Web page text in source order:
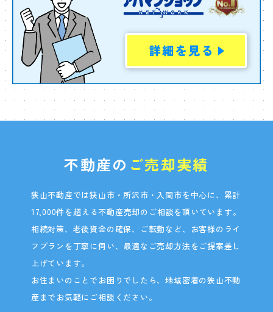
不動産の ご売却実績
狭山不動産では狭山市・所沢市・入間市を中心に、 累計
17,000件を超える不動産売却のご相談を頂いています。
相続対策、老後資金の確保、ご転勤など、
お客様のライ
フプランを丁寧に伺い、 最適なご売却方法をご提案差し
上げています。
お住まいのことでお困りでしたら、地域密着の狭山不動
産までお気軽にご相談ください。